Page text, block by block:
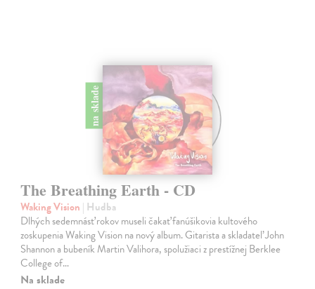
na sklade
The Breathing Earth - CD
Waking Vision | Hudba
Dlhých sedemnásť rokov museli čakať fanúšikovia kultového
zoskupenia Waking Vision na nový album. Gitarista a skladateľ John
Shannon a bubeník Martin Valihora, spolužiaci z prestížnej Berklee
College of…
Na sklade